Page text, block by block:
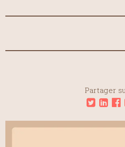
Partager